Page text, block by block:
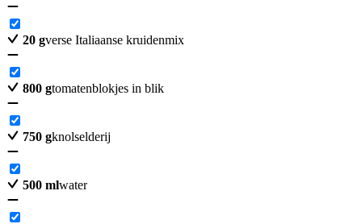
20 gverse Italiaanse kruidenmix
800 gtomatenblokjes in blik
750 gknolselderij
500 mlwater